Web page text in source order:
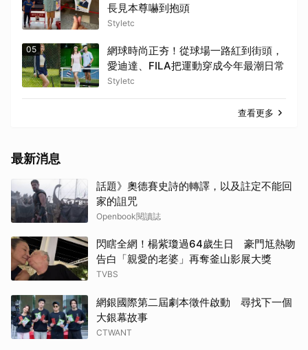
長見本尊嚇到抱頭
Styletc
05
網球時尚正夯！從球場一路紅到街頭，
愛迪達、FILA把運動穿成今年最潮日常
Styletc
查看更多
最新消息
話題》奧德賽史詩的轉譯，以及註定不能回
家的詛咒
Openbook閱讀誌
閃瞎全網！楊紫瓊過64歲生日 豪門尪熱吻
告白「親愛的老婆」再奪釜山影展大獎
TVBS
網銀國際第二屆劇本徵件啟動 尋找下一個
大銀幕故事
CTWANT